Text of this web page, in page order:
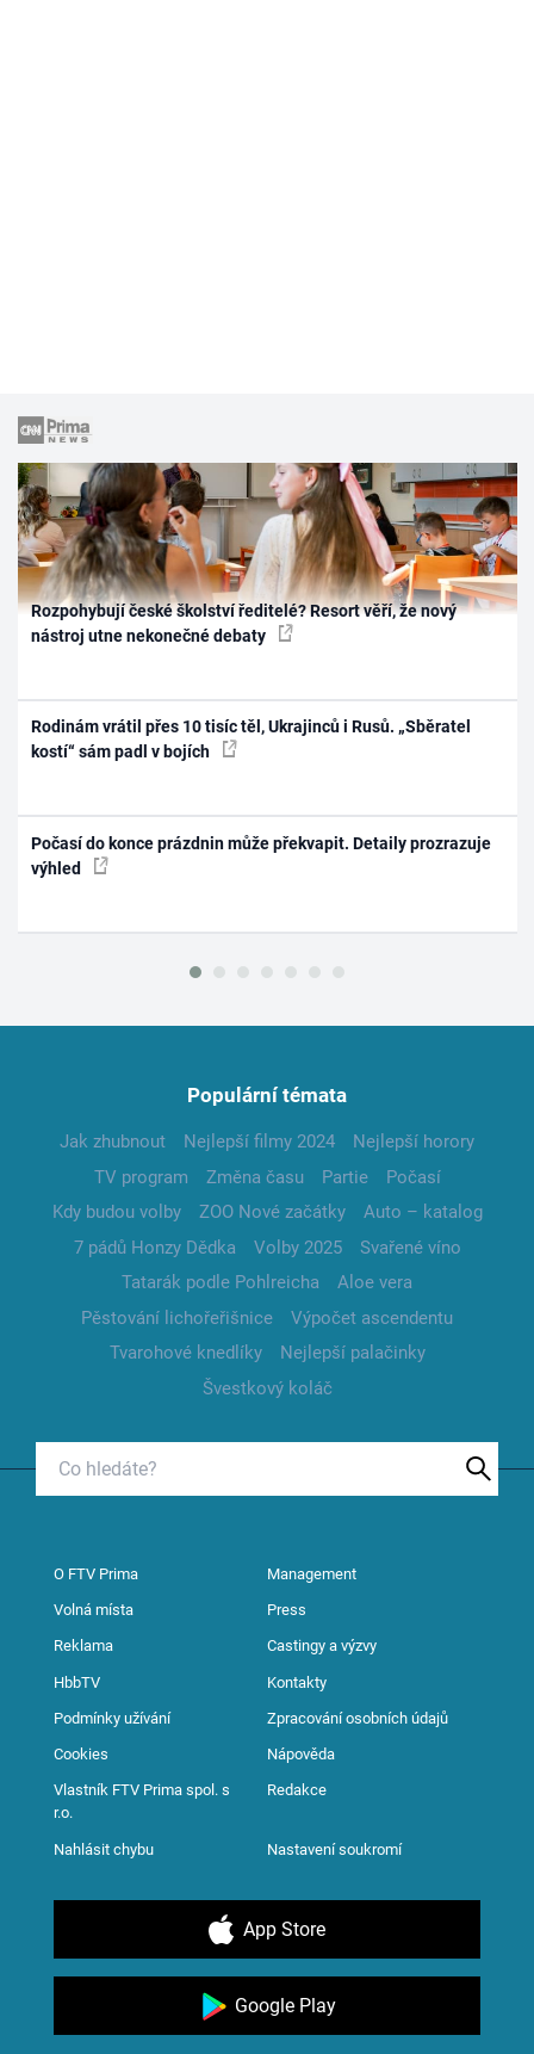
Rozpohybují české školství ředitelé? Resort věří, že nový
nástroj utne nekonečné debaty
Rodinám vrátil přes 10 tisíc těl, Ukrajinců i Rusů. „Sběratel
kostí“ sám padl v bojích
Počasí do konce prázdnin může překvapit. Detaily prozrazuje
výhled
Populární témata
Jak zhubnout Nejlepší filmy 2024
Nejlepší horory
TV program
Změna času Partie
Počasí
Kdy budou volby
ZOO Nové začátky
Auto – katalog
7 pádů Honzy Dědka
Volby 2025
Svařené víno
Tatarák podle Pohlreicha
Aloe vera
Pěstování lichořeřišnice
Výpočet ascendentu
Tvarohové knedlíky
Nejlepší palačinky
Švestkový koláč
O FTV Prima Management
Volná místa Press
Reklama Castingy a výzvy
HbbTV Kontakty
Podmínky užívání Zpracování osobních údajů
Cookies Nápověda
Vlastník FTV Prima spol. s
r.o.
Redakce
Nahlásit chybu Nastavení soukromí
App Store
Google Play